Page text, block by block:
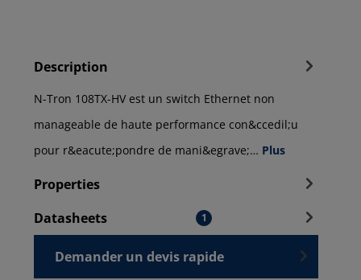
Description
N-Tron 108TX-HV est un switch Ethernet non
manageable de haute performance con&ccedil;u
pour r&eacute;pondre de mani&egrave;… Plus
Properties
Datasheets
1
Demander un devis rapide